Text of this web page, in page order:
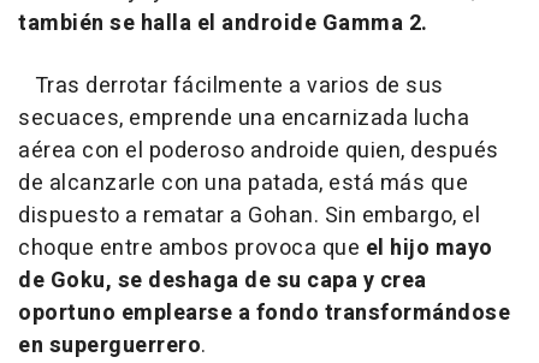
también se halla el androide Gamma 2.
Tras derrotar fácilmente a varios de sus
secuaces, emprende una encarnizada lucha
aérea con el poderoso androide quien, después
de alcanzarle con una patada, está más que
dispuesto a rematar a Gohan. Sin embargo, el
choque entre ambos provoca que el hijo mayo
de Goku, se deshaga de su capa y crea
oportuno emplearse a fondo transformándose
en superguerrero.